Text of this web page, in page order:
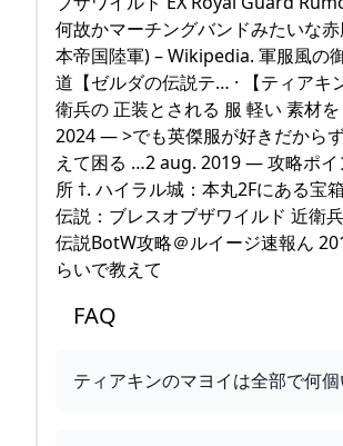
何故かマーチングバンドみたいな
本帝国陸軍) – Wikipedia. 軍服風の
道【ゼルダの伝説テ… · 【ティア
衛兵の 正装とされる 服 軽い 素材
2024 — >でも英傑服が好きだから
えて困る …2 aug. 2019 — 攻略ポイ
所 †. ハイラル城：本丸2Fにある
伝説：ブレスオブザワイルド 近衛
伝説BotW攻略＠ルイージ速報ん
らいで教えて
FAQ
ティアキンのマヨイは全部で何個